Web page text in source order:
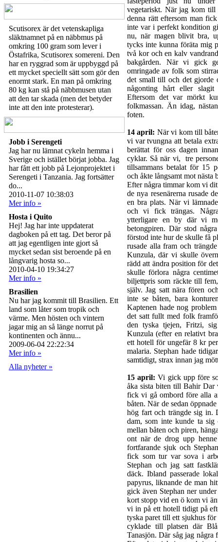
Scutisorex är det vetenskapliga
släktnamnet på en näbbmus på
omkring 100 gram som lever i
Östafrika, Scutisorex somereni. Den
har en ryggrad som är uppbyggd på
ett mycket speciellt sätt som gör den
enormt stark. En man på omkring
80 kg kan stå på näbbmusen utan
att den tar skada (men det betyder
inte att den inte protesterar).
Jobb i Serengeti
Jag har nu lämnat cykeln hemma i
Sverige och istället börjat jobba. Jag
har fått ett jobb på Lejonprojektet i
Serengeti i Tanzania. Jag fortsätter
do...
2010-11-07 10:38:03
Mer info »
Hosta i Quito
Hej! Jag har inte uppdaterat
dagboken på ett tag. Det beror på
att jag egentligen inte gjort så
mycket sedan sist beroende på en
långvarig hosta so...
2010-04-10 19:34:27
Mer info »
Brasilien
Nu har jag kommit till Brasilien. Ett
land som låter som tropik och
värme. Men hösten och vintern
jagar mig an så länge norrut på
kontinenten och ännu...
2009-06-04 22:22:34
Mer info »
Alla nyheter »
vegetariskt. När jag kom
denna rätt eftersom man
inte var i perfekt kondition
nu, när magen blivit bra,
tycks inte kunna föräta mig
två kor och en kalv
bakgården. När vi gick
omringade av folk som
det small till och det gjorde
någonting hårt eller
Eftersom det var mörkt
folkmassan. Än idag,
foten.
14 april: När vi kom till
vi var tvungna att betala
berättat för oss dagen
cyklar. Så när vi, tre
tillsammans betalat för 15
och åkte långsamt mot nästa
Efter några timmar kom vi
de nya resenärerna rusade
en bra plats. När vi
och vi fick trängas.
ytterligare en by där vi
betongpiren. Där stod
förstod inte hur de skulle få
rusade alla fram och
Kunzula, där vi skulle
rädd att ändra position för
skulle förlora några
biljettpris som räckte till
själv. Jag satt nära fören
inte se båten, bara
Kaptenen hade nog
det satt fullt med folk
den tyska tjejen, Fritzi,
Kunzula (efter en relativt
ett hotell för ungefär 8 kr
malaria. Stephan hade
samtidigt, strax innan jag
15 april: Vi gick upp före
åka sista biten till Bahir Dar
fick vi gå ombord före alla
båten. När de sedan
hög fart och trängde sig in.
dam, som inte kunde ta sig
mellan båten och piren,
ont när de drog upp
fortfarande sjuk och
fick som tur var sova i
Stephan och jag satt
däck. Ibland passerade
papyrus, liknande de man
gick även Stephan ner
kort stopp vid en ö kom vi
vi in på ett hotell tidigt på
tyska paret till ett sjukhus
cyklade till platsen där
Tanasjön. Där såg jag